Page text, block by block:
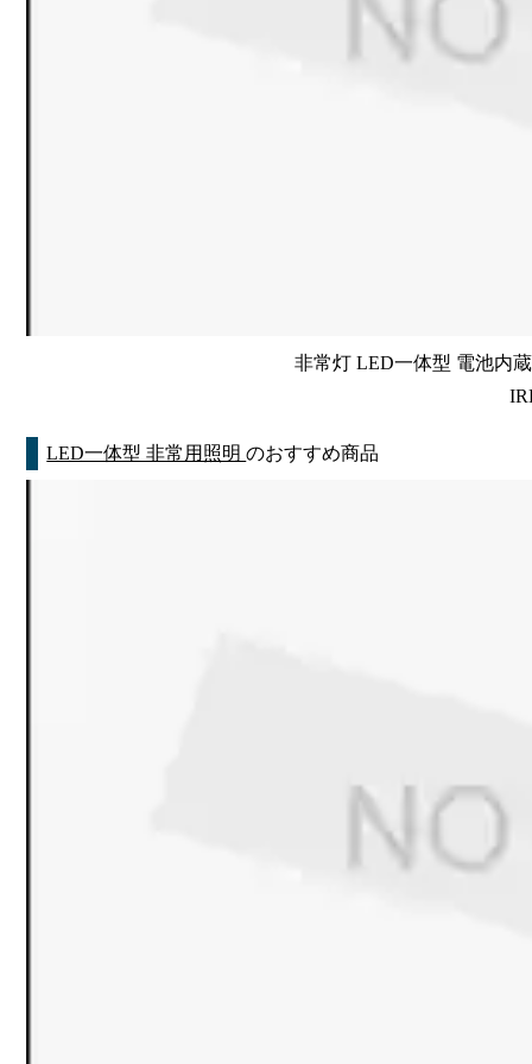
非常灯 LED一体型 電池内
LED一体型 非常用照明のおすすめ商品